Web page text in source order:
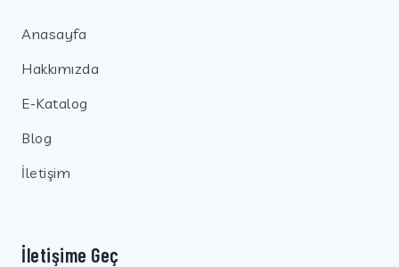
Anasayfa
Hakkımızda
E-Katalog
Blog
İletişim
İletişime Geç